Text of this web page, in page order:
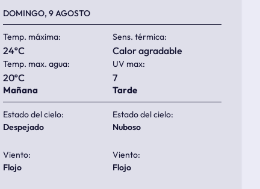
DOMINGO, 9 AGOSTO
Temp. máxima:
24ºC
Sens. térmica:
calor agradable
Temp. max. agua:
20ºC
UV max:
7
Mañana
Estado del cielo:
despejado
Viento:
flojo
Tarde
Estado del cielo:
nuboso
Viento:
flojo